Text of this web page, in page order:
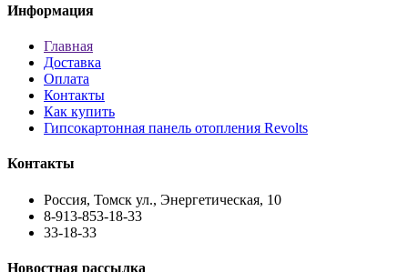
Информация
Главная
Доставка
Оплата
Контакты
Как купить
Гипсокартонная панель отопления Revolts
Контакты
Россия, Томск ул., Энергетическая, 10
8-913-853-18-33
33-18-33
Новостная рассылка